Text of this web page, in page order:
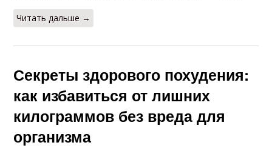
Читать дальше →
Секреты здорового похудения:
как избавиться от лишних
килограммов без вреда для
организма